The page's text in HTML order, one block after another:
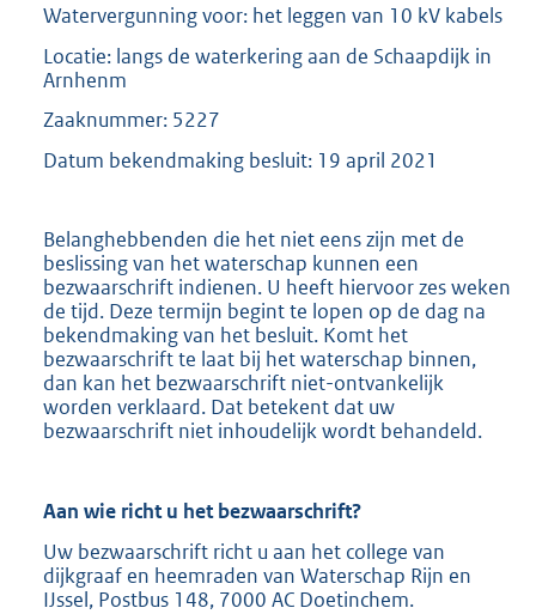
9
K
Watervergunning voor: het leggen van 10 kV kabels
Locatie: langs de waterkering aan de Schaapdijk in
Arnhenm
Zaaknummer: 5227
Datum bekendmaking besluit: 19 april 2021
Belanghebbenden die het niet eens zijn met de
beslissing van het waterschap kunnen een
bezwaarschrift indienen. U heeft hiervoor zes weken
de tijd. Deze termijn begint te lopen op de dag na
bekendmaking van het besluit. Komt het
bezwaarschrift te laat bij het waterschap binnen,
dan kan het bezwaarschrift niet-ontvankelijk
worden verklaard. Dat betekent dat uw
bezwaarschrift niet inhoudelijk wordt behandeld.
Aan wie richt u het bezwaarschrift?
Uw bezwaarschrift richt u aan het college van
dijkgraaf en heemraden van Waterschap Rijn en
IJssel, Postbus 148, 7000 AC Doetinchem.